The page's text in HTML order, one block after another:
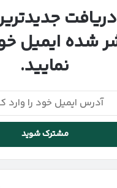
شده ایمیل
نمایید.